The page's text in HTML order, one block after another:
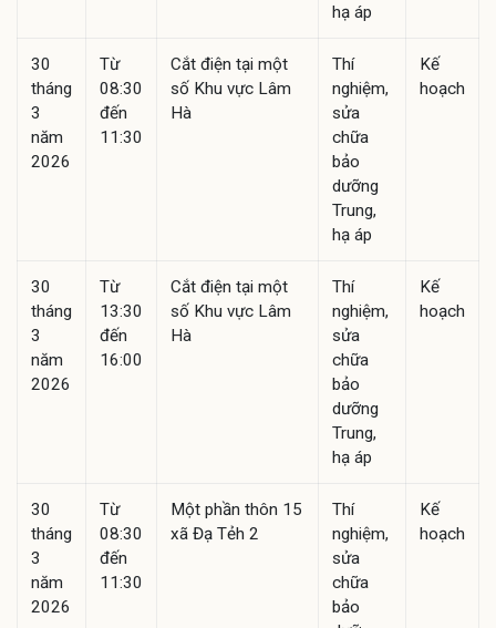
hạ áp
30
tháng
3
năm
2026
Từ
08:30
đến
11:30
Cắt điện tại một
số Khu vực Lâm
Hà
Thí
nghiệm,
sửa
chữa
bảo
dưỡng
Trung,
hạ áp
Kế
hoạch
30
tháng
3
năm
2026
Từ
13:30
đến
16:00
Cắt điện tại một
số Khu vực Lâm
Hà
Thí
nghiệm,
sửa
chữa
bảo
dưỡng
Trung,
hạ áp
Kế
hoạch
30
tháng
3
năm
2026
Từ
08:30
đến
11:30
Một phần thôn 15
xã Đạ Tẻh 2
Thí
nghiệm,
sửa
chữa
bảo
Kế
hoạch